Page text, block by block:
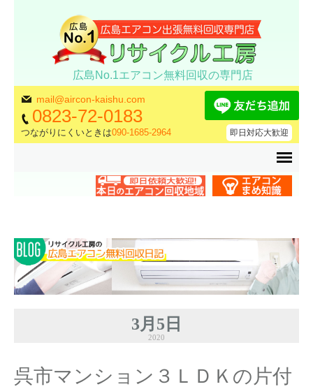
広島No.1エアコン無料回収の専門店
mail@aircon-kaishu.com
0823-72-0183
つながりにくいときは090-1685-2964 即日対応大歓迎
3月5日
2020
呉市マンション３ＬＤＫの片付